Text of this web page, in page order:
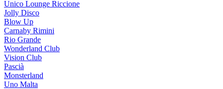
Unico Lounge Riccione
Jolly Disco
Blow Up
Carnaby Rimini
Rio Grande
Wonderland Club
Vision Club
Pascià
Monsterland
Uno Malta